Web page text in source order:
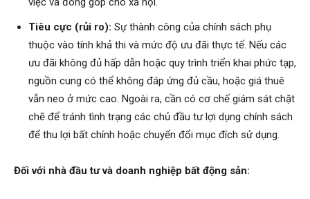
Tiêu cực (rủi ro): Sự thành công của chính sách phụ
thuộc vào tính khả thi và mức độ ưu đãi thực tế. Nếu các
ưu đãi không đủ hấp dẫn hoặc quy trình triển khai phức tạp,
nguồn cung có thể không đáp ứng đủ cầu, hoặc giá thuê
vẫn neo ở mức cao. Ngoài ra, cần có cơ chế giám sát chặt
chẽ để tránh tình trạng các chủ đầu tư lợi dụng chính sách
để thu lợi bất chính hoặc chuyển đổi mục đích sử dụng.
Đối với nhà đầu tư và doanh nghiệp bất động sản: